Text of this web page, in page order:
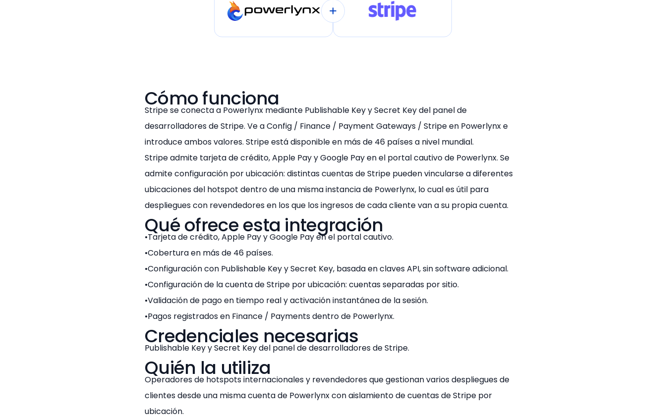
Recintos
Cómo funciona
Stripe se conecta a Powerlynx mediante Publishable Key y Secret Key del panel de
desarrolladores de Stripe. Ve a Config / Finance / Payment Gateways / Stripe en Powerlynx e
introduce ambos valores. Stripe está disponible en más de 46 países a nivel mundial.
Stripe admite tarjeta de crédito, Apple Pay y Google Pay en el portal cautivo de Powerlynx. Se
admite configuración por ubicación: distintas cuentas de Stripe pueden vincularse a diferentes
ubicaciones del hotspot dentro de una misma instancia de Powerlynx, lo cual es útil para
despliegues con revendedores en los que los ingresos de cada cliente van a su propia cuenta.
Qué ofrece esta integración
Tarjeta de crédito, Apple Pay y Google Pay en el portal cautivo.
Cobertura en más de 46 países.
Configuración con Publishable Key y Secret Key, basada en claves API, sin software adicional.
Configuración de la cuenta de Stripe por ubicación: cuentas separadas por sitio.
Validación de pago en tiempo real y activación instantánea de la sesión.
Pagos registrados en Finance / Payments dentro de Powerlynx.
Credenciales necesarias
Publishable Key y Secret Key del panel de desarrolladores de Stripe.
Quién la utiliza
Operadores de hotspots internacionales y revendedores que gestionan varios despliegues de
clientes desde una misma cuenta de Powerlynx con aislamiento de cuentas de Stripe por
ubicación.